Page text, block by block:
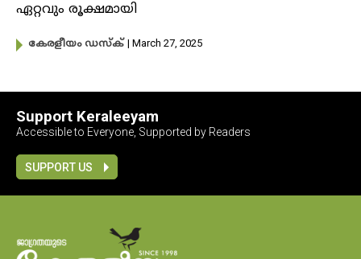
ഏറ്റവും രൂക്ഷമായി
കേരളീയം ഡസ്ക് | March 27, 2025
Support Keraleeyam
Accessible to Everyone, Supported by Readers
SUPPORT US